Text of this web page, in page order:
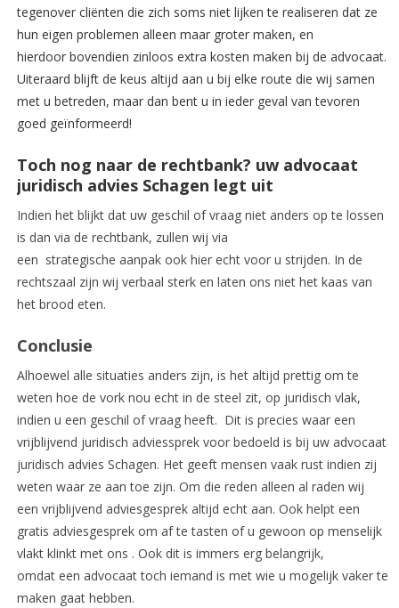
tegenover cliënten die zich soms niet lijken te realiseren dat ze
hun eigen problemen alleen maar groter maken, en
hierdoor bovendien zinloos extra kosten maken bij de advocaat.
Uiteraard blijft de keus altijd aan u bij elke route die wij samen
met u betreden, maar dan bent u in ieder geval van tevoren
goed geïnformeerd!
Toch nog naar de rechtbank? uw advocaat
juridisch advies Schagen legt uit
Indien het blijkt dat uw geschil of vraag niet anders op te lossen
is dan via de rechtbank, zullen wij via
een strategische aanpak ook hier echt voor u strijden. In de
rechtszaal zijn wij verbaal sterk en laten ons niet het kaas van
het brood eten.
Conclusie
Alhoewel alle situaties anders zijn, is het altijd prettig om te
weten hoe de vork nou echt in de steel zit, op juridisch vlak,
indien u een geschil of vraag heeft. Dit is precies waar een
vrijblijvend juridisch adviessprek voor bedoeld is bij uw advocaat
juridisch advies Schagen. Het geeft mensen vaak rust indien zij
weten waar ze aan toe zijn. Om die reden alleen al raden wij
een vrijblijvend adviesgesprek altijd echt aan. Ook helpt een
gratis adviesgesprek om af te tasten of u gewoon op menselijk
vlakt klinkt met ons . Ook dit is immers erg belangrijk,
omdat een advocaat toch iemand is met wie u mogelijk vaker te
maken gaat hebben.